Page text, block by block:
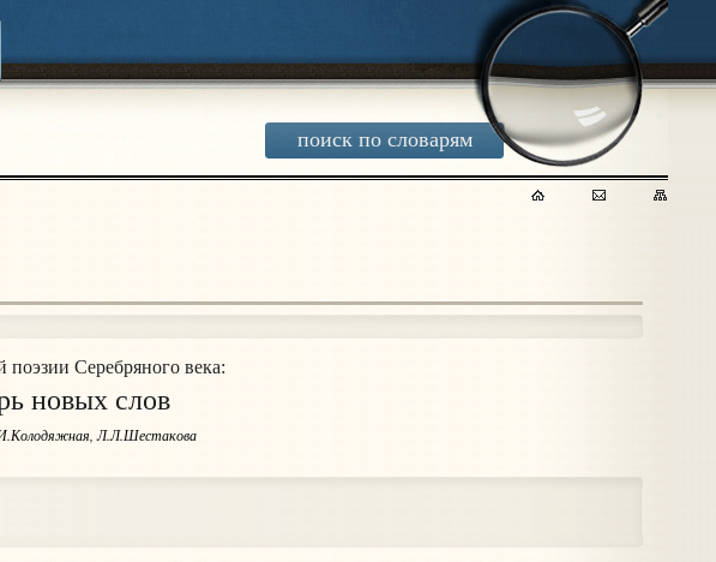
поиск по словарям
поэзии Серебряного века:
новых слов
Л.Л.Шестакова